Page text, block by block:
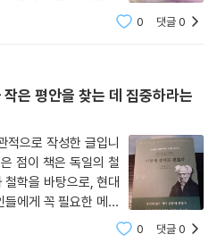
타인의 삶을 대신 살
0 댓글0
은 평안을 찾는 데 집중하라는
적으로 작성한 글입니
점이 책은 독일의 철
학을 바탕으로, 현대
에게 꼭 필요한 메시
, 인간관계의 피로, 끝
에 지친 직장인들에
0 댓글0